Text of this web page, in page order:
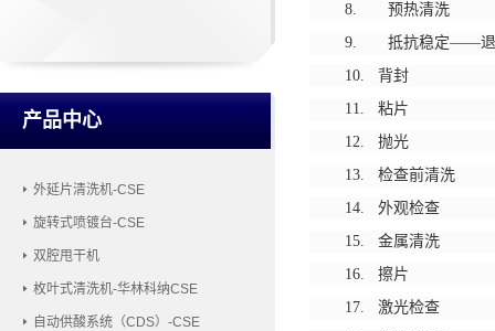
产品中心
外延片清洗机-CSE
旋转式喷镀台-CSE
双腔甩干机
枚叶式清洗机-华林科纳CSE
自动供酸系统（CDS）-CSE
8. 预热清洗
9. 抵抗稳定——退
10. 背封
11. 粘片
12. 抛光
13. 检查前清洗
14. 外观检查
15. 金属清洗
16. 擦片
17. 激光检查